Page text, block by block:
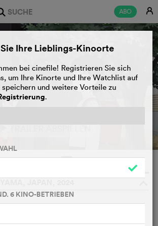
ABO E
TRAILER ABSPIELEN
zeichnet vielgelobte Mangas für die
Ihre Lieblings-Kinoorte
bei cinefile! Registrieren Sie sich
um Ihre Kinorte und Ihre Watchlist auf
speichern und weitere Vorteile zu
.
6 KINO-BETRIEBEN